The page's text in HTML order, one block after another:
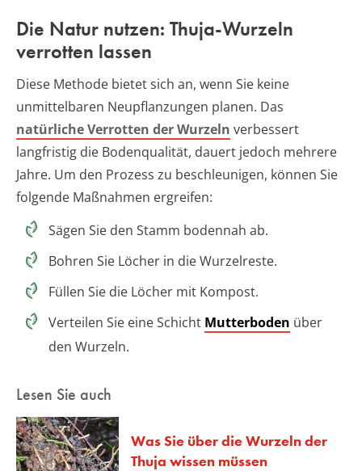
Die Natur nutzen: Thuja-Wurzeln
verrotten lassen
Diese Methode bietet sich an, wenn Sie keine
unmittelbaren Neupflanzungen planen. Das
natürliche Verrotten der Wurzeln verbessert
langfristig die Bodenqualität, dauert jedoch mehrere
Jahre. Um den Prozess zu beschleunigen, können Sie
folgende Maßnahmen ergreifen:
Sägen Sie den Stamm bodennah ab.
Bohren Sie Löcher in die Wurzelreste.
Füllen Sie die Löcher mit Kompost.
Verteilen Sie eine Schicht Mutterboden über
den Wurzeln.
Lesen Sie auch
Was Sie über die Wurzeln der
Thuja wissen müssen